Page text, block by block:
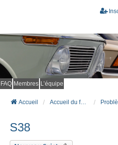
FAQ Membres L’équipe
Accueil Accueil du forum
S38